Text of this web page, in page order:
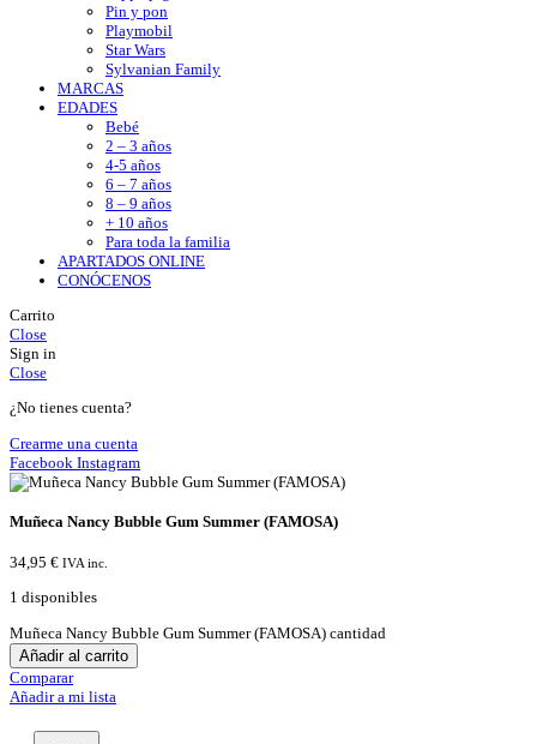
Pin y pon
Playmobil
Star Wars
Sylvanian Family
MARCAS
EDADES
Bebé
2 – 3 años
4-5 años
6 – 7 años
8 – 9 años
+ 10 años
Para toda la familia
APARTADOS ONLINE
CONÓCENOS
Carrito
Close
Sign in
Close
¿No tienes cuenta?
Crearme una cuenta
Facebook Instagram
Muñeca Nancy Bubble Gum Summer (FAMOSA)
34,95 € IVA inc.
1 disponibles
Muñeca Nancy Bubble Gum Summer (FAMOSA) cantidad
Añadir al carrito
Comparar
Añadir a mi lista